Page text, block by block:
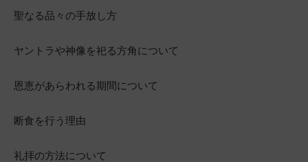
聖なる品々の手放し方
ヤントラや神像を祀る方角について
恩恵があらわれる期間について
断食を行う理由
礼拝の方法について